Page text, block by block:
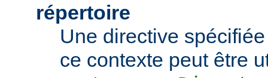
répertoire
Une directive
ce contexte peut être